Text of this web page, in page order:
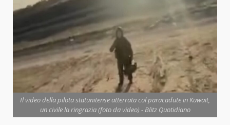
Il video della pilota statunitense atterrata col paracadute in Kuwait,
un civile la ringrazia (foto da video) - Blitz Quotidiano